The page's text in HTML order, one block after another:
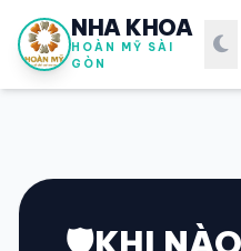
NHA KHOA
HOÀN MỸ SÀI
GÒN